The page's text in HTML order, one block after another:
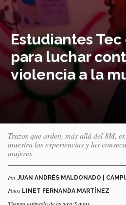
Estudiantes
para luchar
violencia a la
Trazos que arden, más allá del 8M,
muestra las experiencias y las
mujeres
PorJUAN ANDRÉS MALDONADO |
Fotos LINET FERNANDA MARTÍNEZ
Tiempo estimado de lectura:5 mins